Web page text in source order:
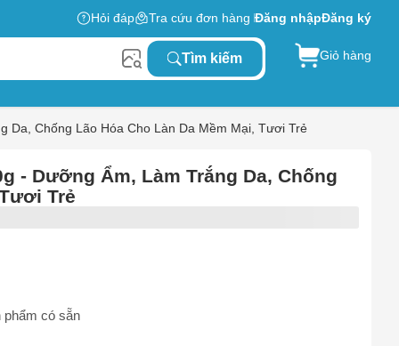
Hỏi đáp Tra cứu đơn hàng Đăng nhậpĐăng ký
Tìm kiếm Giỏ hàng
Da, Chống Lão Hóa Cho Làn Da Mềm Mại, Tươi Trẻ
- Dưỡng Ẩm, Làm Trắng Da, Chống
Trẻ
có sẵn